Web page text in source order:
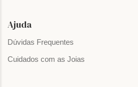
Ajuda
Dúvidas Frequentes
Cuidados com as Joias